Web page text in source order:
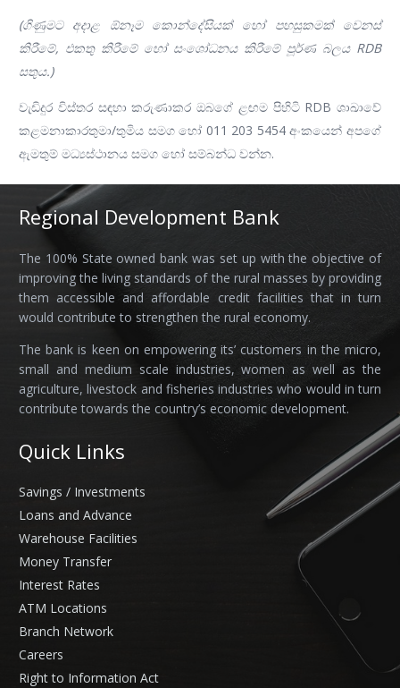
(ගිණුමට අදාළ ඕනෑම කොන්දේසියක් හෝ පහසුකමක් වෙනස්
කිරීමේ, එකතු කිරීමේ හෝ සංශෝධනය කිරීමේ පූර්ණ බලය RDB
සතුය.)
වැඩිදුර විස්තර සඳහා කරුණාකර ඔබගේ ළඟම පිහිටි RDB ශාඛාවේ
කළමනාකාරතුමා/තුමිය සමග හෝ 011 203 5454 අංකයෙන් අපගේ
ඇමතුම් මධ්‍යස්ථානය සමග හෝ සම්බන්ධ වන්න.
Regional Development Bank
The 100% State owned bank was set up with the objective of
improving the living standards of the rural masses by providing
them accessible and affordable credit facilities that in turn
would contribute to strengthen the rural economy.
The bank is keen on empowering its’ customers in the micro,
small and medium scale industries, women as well as the
agriculture, livestock and fisheries industries who would in turn
contribute towards the country’s economic development.
Quick Links
Savings / Investments
Loans and Advance
Warehouse Facilities
Money Transfer
Interest Rates
ATM Locations
Branch Network
Careers
Right to Information Act